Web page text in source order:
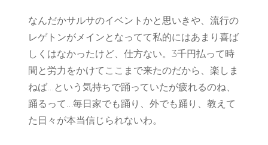
なんだかサルサのイベントかと思いきや、流行の
レゲトンがメインとなってて私的にはあまり喜ば
しくはなかったけど、仕方ない。3千円払って時
間と労力をかけてここまで来たのだから、楽しま
ねば…という気持ちで踊っていたが疲れるのね、
踊るって…毎日家でも踊り、外でも踊り、教えて
た日々が本当信じられないわ。